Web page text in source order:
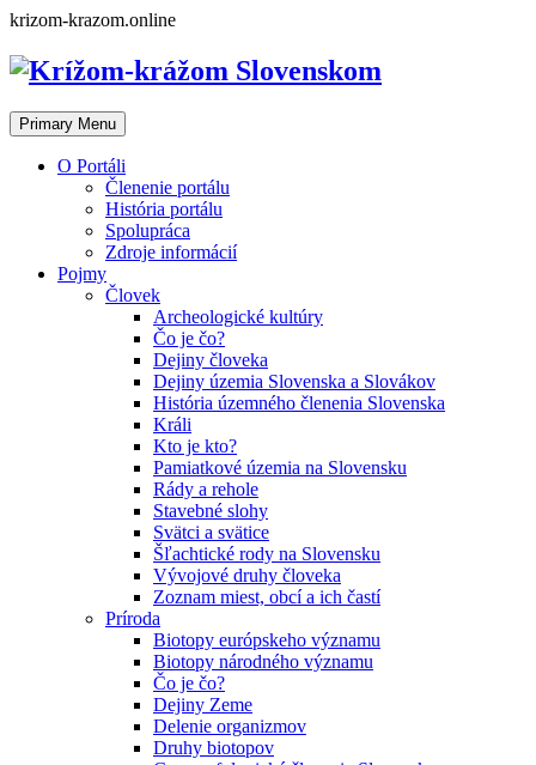
Skip
content
krizom-krazom.online
Primary Menu
O Portáli
Členenie portálu
História portálu
Spolupráca
Zdroje informácií
Pojmy
Človek
Archeologické kultúry
Čo je čo?
Dejiny človeka
Dejiny územia Slovenska a Slovákov
História územného členenia Slovenska
Králi
Kto je kto?
Pamiatkové územia na Slovensku
Rády a rehole
Stavebné slohy
Svätci a svätice
Šľachtické rody na Slovensku
Vývojové druhy človeka
Zoznam miest, obcí a ich častí
Príroda
Biotopy európskeho významu
Biotopy národného významu
Čo je čo?
Dejiny Zeme
Delenie organizmov
Druhy biotopov